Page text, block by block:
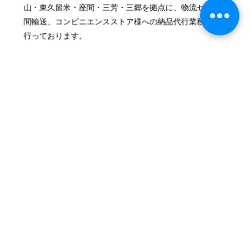
休日ゴルフに行ってきま
山・東久留米・座間・三芳・三郷を拠点に、物流センター
間輸送、コンビニエンスストア様への納品代行業務などを
行っております。